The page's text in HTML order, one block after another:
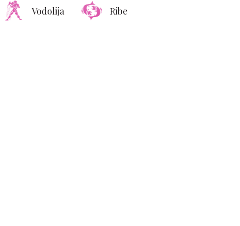
Vodolija Ribe